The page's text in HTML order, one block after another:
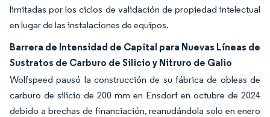
limitadas por los ciclos de validación de propiedad intelectual
en lugar de las instalaciones de equipos.
Barrera de Intensidad de Capital para Nuevas Líneas de
Sustratos de Carburo de Silicio y Nitruro de Galio
Wolfspeed pausó la construcción de su fábrica de obleas de
carburo de silicio de 200 mm en Ensdorf en octubre de 2024
debido a brechas de financiación, reanudándola solo en enero